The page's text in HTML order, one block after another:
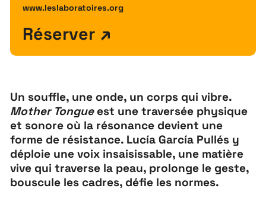
Extensions26
26 JUILLET ↘ 5 SEPTEMBRE
Un souffle, une onde, un corps qui vibre.
Mother Tongueest une traversée physique
et sonore où la résonance devient une
forme de résistance. Lucía García Pullés y
déploie une voix insaisissable, une matière
vive qui traverse la peau, prolonge le geste,
bouscule les cadres, défie les normes.
www.leslaboratoires.org
Réserver